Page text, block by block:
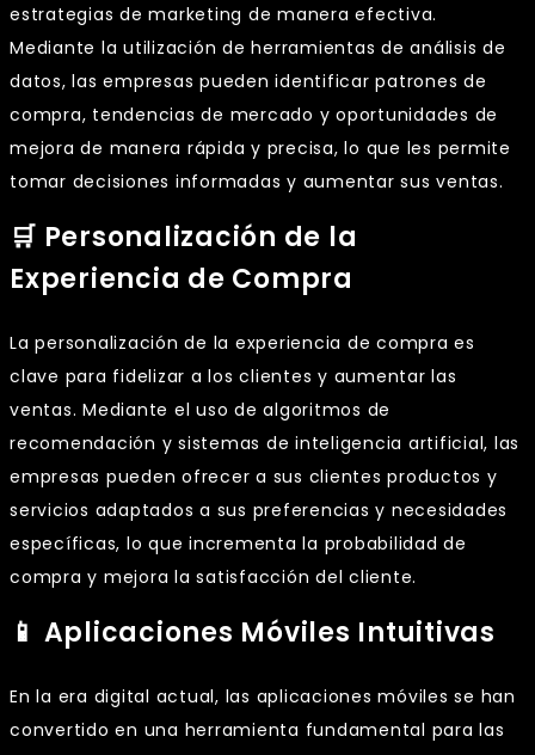
estrategias de marketing de manera efectiva.
Mediante la utilización de herramientas de análisis de
datos, las empresas pueden identificar patrones de
compra, tendencias de mercado y oportunidades de
mejora de manera rápida y precisa, lo que les permite
tomar decisiones informadas y aumentar sus ventas.
🛒 Personalización de la
Experiencia de Compra
La personalización de la experiencia de compra es
clave para fidelizar a los clientes y aumentar las
ventas. Mediante el uso de algoritmos de
recomendación y sistemas de inteligencia artificial, las
empresas pueden ofrecer a sus clientes productos y
servicios adaptados a sus preferencias y necesidades
específicas, lo que incrementa la probabilidad de
compra y mejora la satisfacción del cliente.
📱 Aplicaciones Móviles Intuitivas
En la era digital actual, las aplicaciones móviles se han
convertido en una herramienta fundamental para las